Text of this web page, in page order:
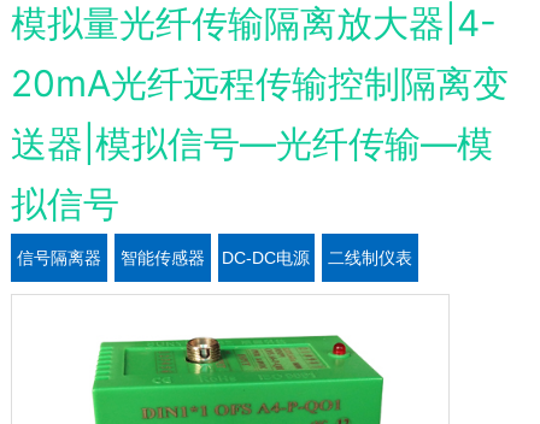
模拟量光纤传输隔离放大器|4-
20mA光纤远程传输控制隔离变
送器|模拟信号—光纤传输—模
拟信号
信号隔离器 智能传感器 DC-DC电源 二线制仪表